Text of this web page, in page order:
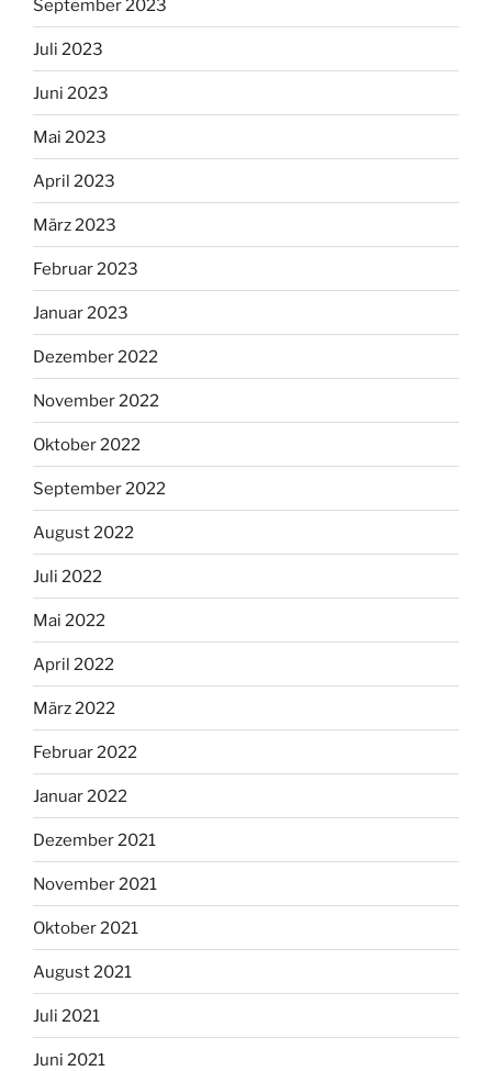
September 2023
Juli 2023
Juni 2023
Mai 2023
April 2023
März 2023
Februar 2023
Januar 2023
Dezember 2022
November 2022
Oktober 2022
September 2022
August 2022
Juli 2022
Mai 2022
April 2022
März 2022
Februar 2022
Januar 2022
Dezember 2021
November 2021
Oktober 2021
August 2021
Juli 2021
Juni 2021